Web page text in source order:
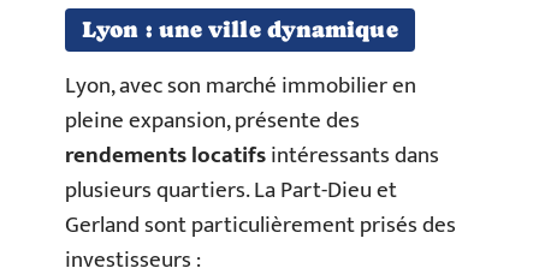
Lyon : une ville dynamique
Lyon, avec son marché immobilier en
pleine expansion, présente des
rendements locatifsintéressants dans
plusieurs quartiers. La Part-Dieu et
Gerland sont particulièrement prisés des
investisseurs :